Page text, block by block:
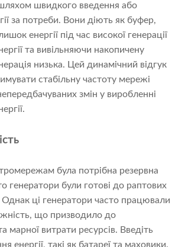
швидкого введення або
за потреби. Вони діють як буфер,
енергії під час високої генерації
та вивільняючи накопичену
низька. Цей динамічний відгук
стабільну частоту мережі
змін у виробленні
була потрібна резервна
генератори були готові до раптових
Однак ці генератори часто працювали
що призводило до
марної витрати ресурсів. Введіть
енергії, такі як батареї та маховики.